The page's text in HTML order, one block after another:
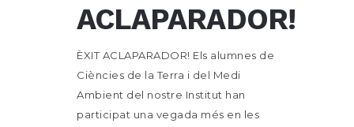
ACLAPARADOR!
ÈXIT ACLAPARADOR! Els alumnes de
Ciències de la Terra i del Medi
Ambient del nostre Institut han
participat una vegada més en les